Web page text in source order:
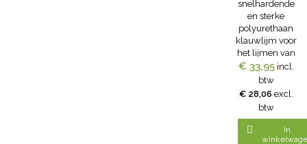
snelhardende
en sterke
polyurethaan
klauwlijm voor
het lijmen van
Pro Fast is een
2
componenten
een zeer
snelle
€ 33,95 incl.
btw
€ 28,06 excl.
btw

In